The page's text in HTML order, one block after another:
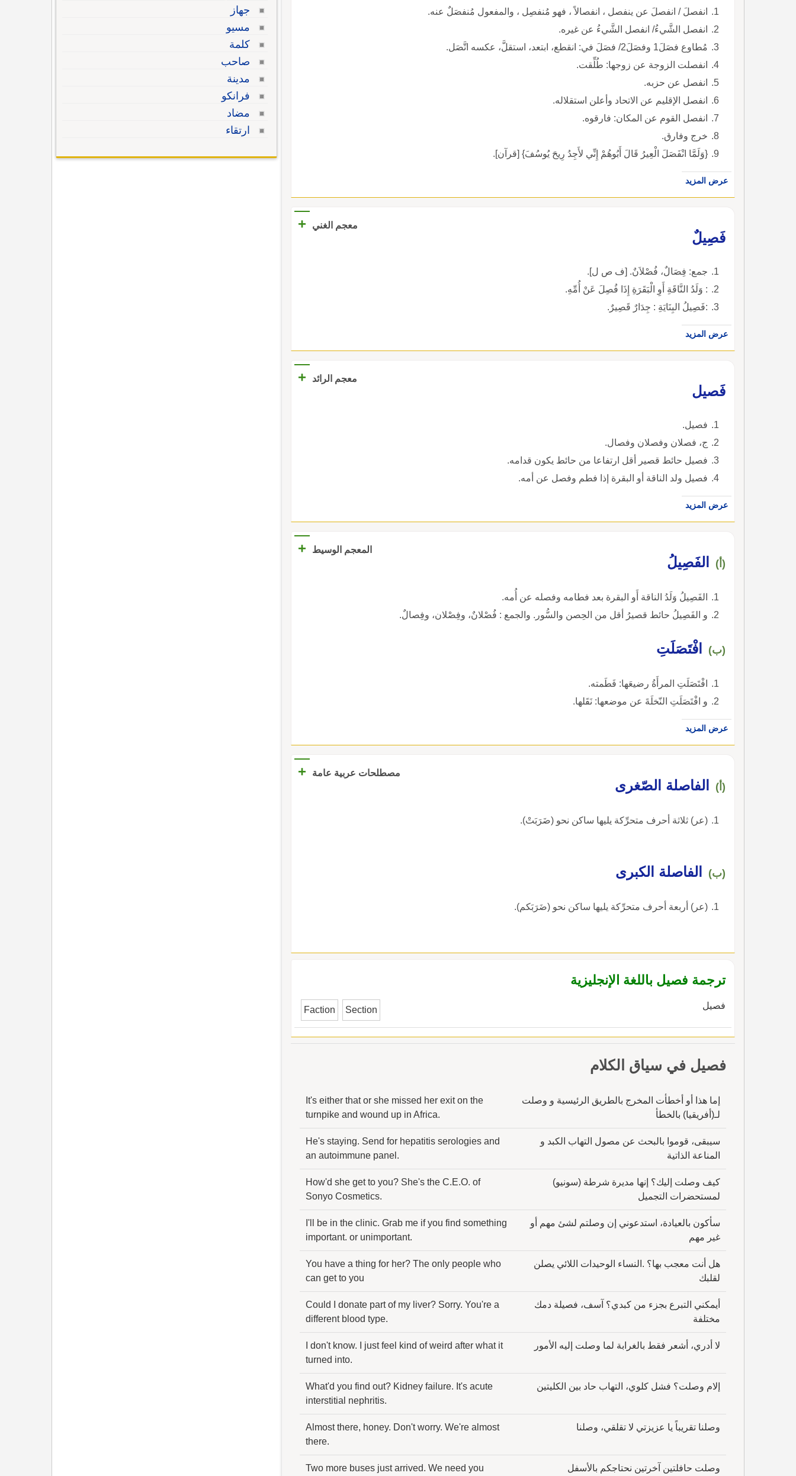
انفصلَ / انفصلَ عن ينفصل ، انفصالاً ، فهو مُنفصِل ، والمفعول مُنفصَلٌ عنه.
انفصل الشَّيءُ/ انفصل الشَّيءُ عن غيره.
مُطاوع فصَلَ1 وفصَلَ2/ فصَلَ في: انقطع، ابتعد، استقلَّ، عكسه اتَّصَل.
انفصلت الزوجة عن زوجها: طُلِّقت.
انفصل عن حزبه.
انفصل الإقليم عن الاتحاد وأعلن استقلاله.
انفصل القوم عن المكان: فارقوه.
خرج وفارق.
{وَلَمَّا انْفَصَلَ الْعِيرُ قَالَ أَبُوهُمْ إِنِّي لأَجِدُ رِيحَ يُوسُفَ} [قرآن].
عرض المزيد
معجم الغني
+
فَصِيلٌ
جمع: فِصَالٌ، فُصْلاَنٌ. [ف ص ل].
: وَلَدُ النَّاقَةِ أَوِ الْبَقَرَةِ إِذَا فُصِلَ عَنْ أُمِّهِ.
:فَصِيلُ البِنَايَةِ : جِدَارٌ قَصِيرٌ.
عرض المزيد
معجم الرائد
+
فَصيل
فصيل.
ج، فصلان وفصلان وفصال.
فصيل حائط قصير أقل ارتفاعا من حائط يكون قدامه.
فصيل ولد الناقة أو البقرة إذا فطم وفصل عن أمه.
عرض المزيد
المعجم الوسيط +
(أ) الفَصِيلُ
الفَصِيلُ وَلَدُ الناقة أَو البقرة بعد فطامه وفصله عن أُمه.
و الفَصِيلُ حائط قصيرُ أقل من الحِصن والسُّور. والجمع : فُصْلانٌ، وفِصْلان، وفِصالٌ.
(ب) افْتَصَلَتِ
افْتَصَلَتِ المرأَةُ رضيعَها: فَطَمته.
و افْتَصَلَتِ النّخلَةَ عن موضعها: نَقَلها.
عرض المزيد
مصطلحات عربية عامة +
(أ) الفاصلة الصّغرى
(عر) ثلاثة أحرف متحرِّكة يليها ساكن نحو (ضَرَبَتْ).
(ب) الفاصلة الكبرى
(عر) أربعة أحرف متحرِّكة يليها ساكن نحو (ضَرَبَكم).
ترجمة فصيل باللغة الإنجليزية
فصيل Faction Section
فصيل في سياق الكلام
إما هذا أو أخطأت المخرج بالطريق الرئيسية و وصلت
لـ(أفريقيا) بالخطأ
It's either that or she missed her exit on the
turnpike and wound up in Africa.
سيبقى، قوموا بالبحث عن مصول التهاب الكبد و
المناعة الذاتية
He's staying. Send for hepatitis serologies and
an autoimmune panel.
كيف وصلت إليك؟ إنها مديرة شرطة (سونيو)
لمستحضرات التجميل
How'd she get to you? She's the C.E.O. of
Sonyo Cosmetics.
سأكون بالعيادة، استدعوني إن وصلتم لشئ مهم أو
غير مهم
I'll be in the clinic. Grab me if you find something
important. or unimportant.
هل أنت معجب بها؟ .النساء الوحيدات اللائي يصلن
لقلبك
You have a thing for her? The only people who
can get to you
أيمكني التبرع بجزء من كبدي؟ آسف، فصيلة دمك
مختلفة
Could I donate part of my liver? Sorry. You're a
different blood type.
لا أدري، أشعر فقط بالغرابة لما وصلت إليه الأمور
I don't know. I just feel kind of weird after what it
turned into.
إلام وصلت؟ فشل كلوي، التهاب حاد بين الكليتين
What'd you find out? Kidney failure. It's acute
interstitial nephritis.
وصلنا تقريباً يا عزيزتي لا تقلقي، وصلنا
Almost there, honey. Don't worry. We're almost
there.
وصلت حافلتين آخرتين نحتاجكم بالأسفل Two more buses just arrived. We need you
جهاز
مسيو
كلمة
صاحب
مدينة
فرانكو
مضاد
ارتقاء